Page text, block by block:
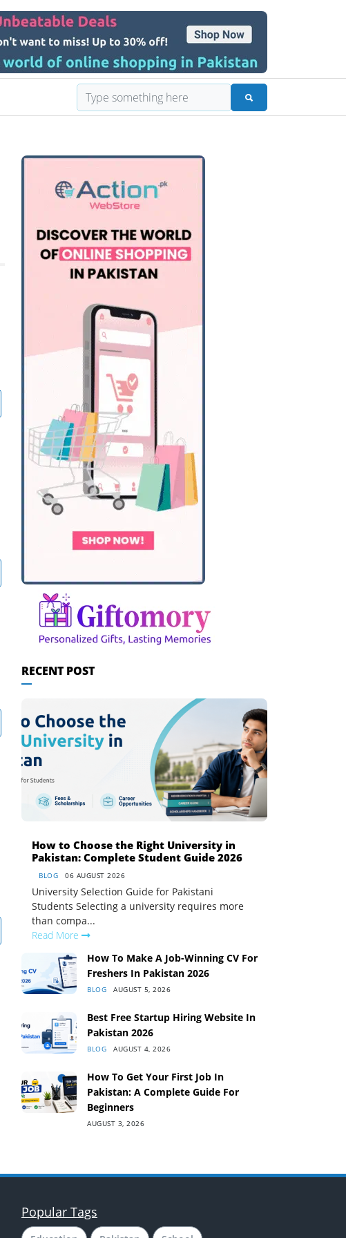
RECENT POST
How to Choose the Right University in
Pakistan: Complete Student Guide 2026
BLOG 06 AUGUST 2026
University Selection Guide for Pakistani
Students Selecting a university requires more
than compa...
Read More
How To Make A Job-Winning CV For
Freshers In Pakistan 2026
BLOG AUGUST 5, 2026
Best Free Startup Hiring Website In
Pakistan 2026
BLOG AUGUST 4, 2026
How To Get Your First Job In
Pakistan: A Complete Guide For
Beginners
AUGUST 3, 2026
Popular Tags